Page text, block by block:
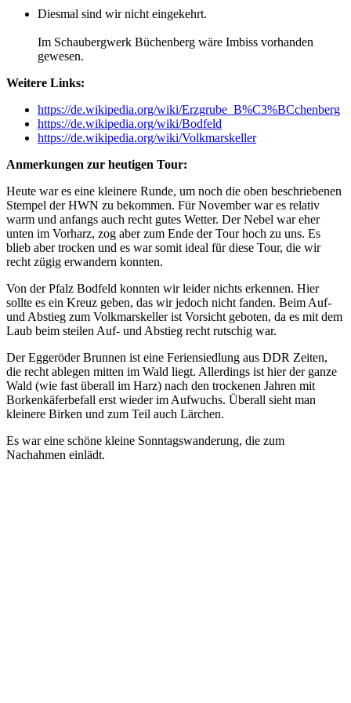
Diesmal sind wir nicht eingekehrt.
Im Schaubergwerk Büchenberg wäre Imbiss vorhanden
gewesen.
Weitere Links:
https://de.wikipedia.org/wiki/Erzgrube_B%C3%BCchenberg
https://de.wikipedia.org/wiki/Bodfeld
https://de.wikipedia.org/wiki/Volkmarskeller
Anmerkungen zur heutigen Tour:
Heute war es eine kleinere Runde, um noch die oben beschriebenen
Stempel der HWN zu bekommen. Für November war es relativ
warm und anfangs auch recht gutes Wetter. Der Nebel war eher
unten im Vorharz, zog aber zum Ende der Tour hoch zu uns. Es
blieb aber trocken und es war somit ideal für diese Tour, die wir
recht zügig erwandern konnten.
Von der Pfalz Bodfeld konnten wir leider nichts erkennen. Hier
sollte es ein Kreuz geben, das wir jedoch nicht fanden. Beim Auf-
und Abstieg zum Volkmarskeller ist Vorsicht geboten, da es mit dem
Laub beim steilen Auf- und Abstieg recht rutschig war.
Der Eggeröder Brunnen ist eine Feriensiedlung aus DDR Zeiten,
die recht ablegen mitten im Wald liegt. Allerdings ist hier der ganze
Wald (wie fast überall im Harz) nach den trockenen Jahren mit
Borkenkäferbefall erst wieder im Aufwuchs. Überall sieht man
kleinere Birken und zum Teil auch Lärchen.
Es war eine schöne kleine Sonntagswanderung, die zum
Nachahmen einlädt.